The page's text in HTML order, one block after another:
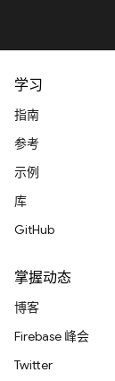
学习
指南
参考
示例
库
GitHub
掌握动态
博客
Firebase 峰会
Twitter